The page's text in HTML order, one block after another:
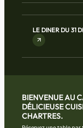
LE DINER DU 31
BIENVENUE AU
DÉLICIEUSE
CHARTRES.